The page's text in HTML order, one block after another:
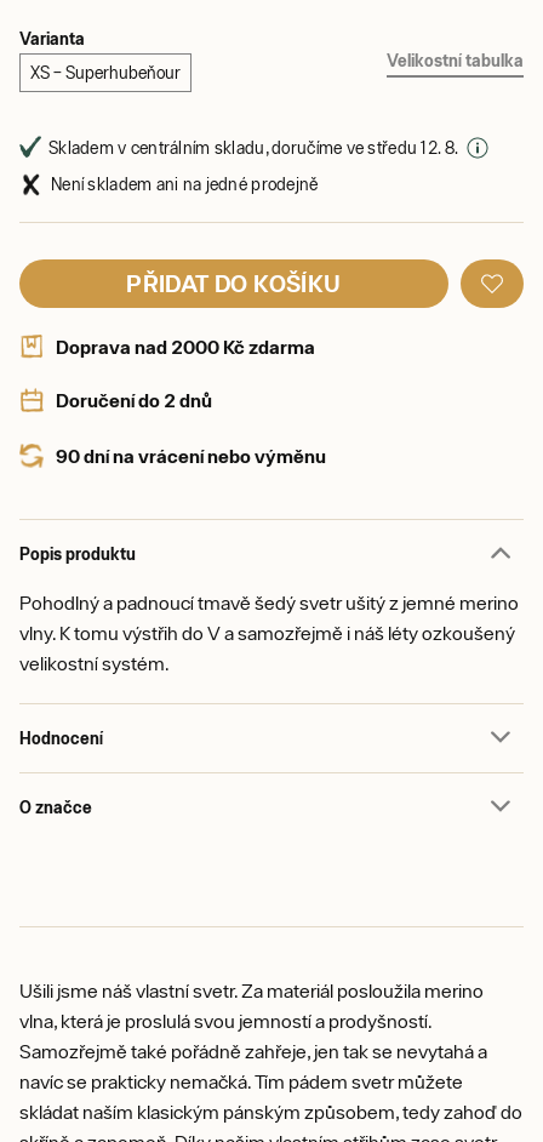
Varianta
XS – Superhubeňour
Velikostní tabulka
Skladem v centrálním skladu, doručíme ve středu 12. 8.
Není skladem ani na jedné prodejně
PŘIDAT DO KOŠÍKU
Doprava nad 2000 Kč zdarma
Doručení do 2 dnů
90 dní na vrácení nebo výměnu
Popis produktu
Pohodlný a padnoucí tmavě šedý svetr ušitý z jemné merino
vlny. K tomu výstřih do V a samozřejmě i náš léty ozkoušený
velikostní systém.
Hodnocení
O značce
Ušili jsme náš vlastní svetr. Za materiál posloužila merino
vlna, která je proslulá svou jemností a prodyšností.
Samozřejmě také pořádně zahřeje, jen tak se nevytahá a
navíc se prakticky nemačká. Tím pádem svetr můžete
skládat naším klasickým pánským způsobem, tedy zahoď do